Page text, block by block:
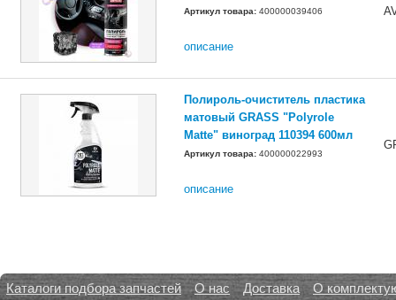
Артикул товара: 400000039406
описание
Полироль-очиститель пластика
матовый GRASS "Polyrole
Matte" виноград 110394 600мл
Артикул товара: 400000022993
описание
Каталоги подбора запчастей О нас Доставка О